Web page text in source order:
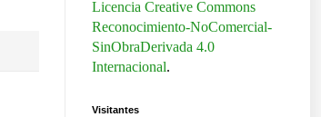
Licencia Creative Commons
Reconocimiento-NoComercial-
SinObraDerivada 4.0
Internacional.
Visitantes